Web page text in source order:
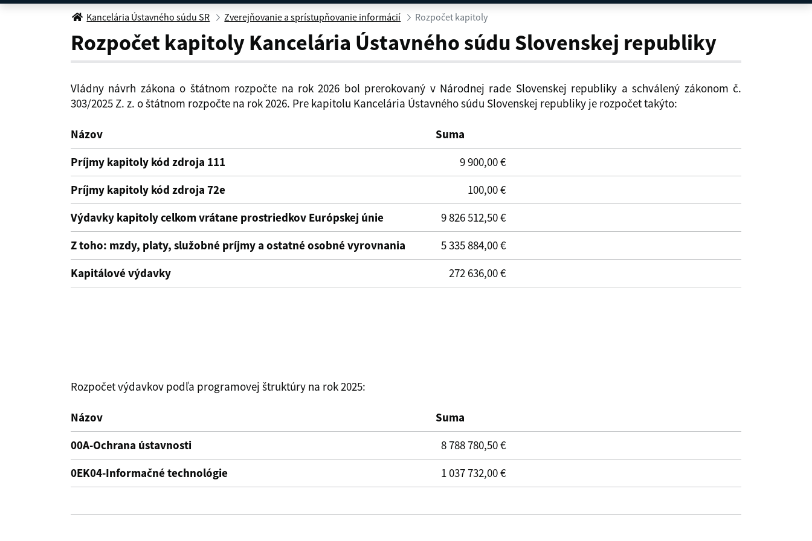
Rozpočet kapitoly
Kancelária Ústavného súdu SR Zverejňovanie a sprístupňovanie informácií Rozpočet kapitoly
Rozpočet kapitoly Kancelária Ústavného súdu Slovenskej republiky
Vládny návrh zákona o štátnom rozpočte na rok 2026 bol prerokovaný v Národnej rade Slovenskej republiky a schválený zákonom č.
303/2025 Z. z. o štátnom rozpočte na rok 2026. Pre kapitolu Kancelária Ústavného súdu Slovenskej republiky je rozpočet takýto:
Názov
Suma
Príjmy kapitoly kód zdroja 111
9 900,00 €
Príjmy kapitoly kód zdroja 72e
100,00 €
Výdavky kapitoly celkom vrátane prostriedkov Európskej únie
9 826 512,50 €
Z toho: mzdy, platy, služobné príjmy a ostatné osobné vyrovnania
5 335 884,00 €
Kapitálové výdavky
272 636,00 €
Rozpočet výdavkov podľa programovej štruktúry na rok 2025:
Názov
Suma
00A-Ochrana ústavnosti
8 788 780,50 €
0EK04-Informačné technológie
1 037 732,00 €